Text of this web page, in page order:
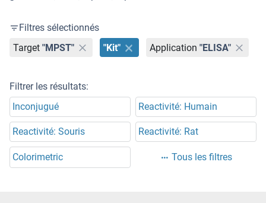
Filtres sélectionnés
Target "MPST" "Kit" Application "ELISA"
Filtrer les résultats:
Inconjugué
Reactivité: Humain
Reactivité: Souris Reactivité: Rat
Colorimetric Tous les filtres